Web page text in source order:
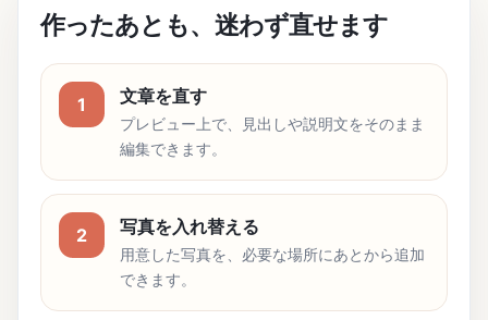
作ったあとも、迷わず直せます
1 文章を直す
プレビュー上で、見出しや説明文をそのまま
編集できます。
2 写真を入れ替える
用意した写真を、必要な場所にあとから追加
できます。